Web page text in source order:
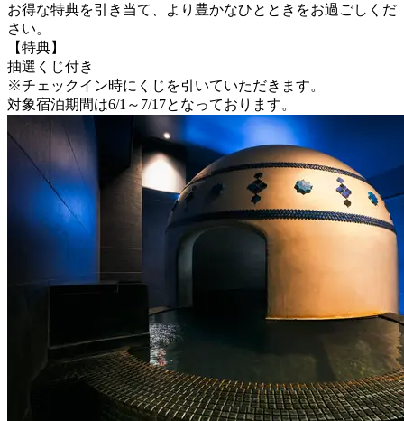
お得な特典を引き当て、より豊かなひとときをお過ごしくだ
さい。
【特典】
抽選くじ付き
※チェックイン時にくじを引いていただきます。
対象宿泊期間は6/1～7/17となっております。